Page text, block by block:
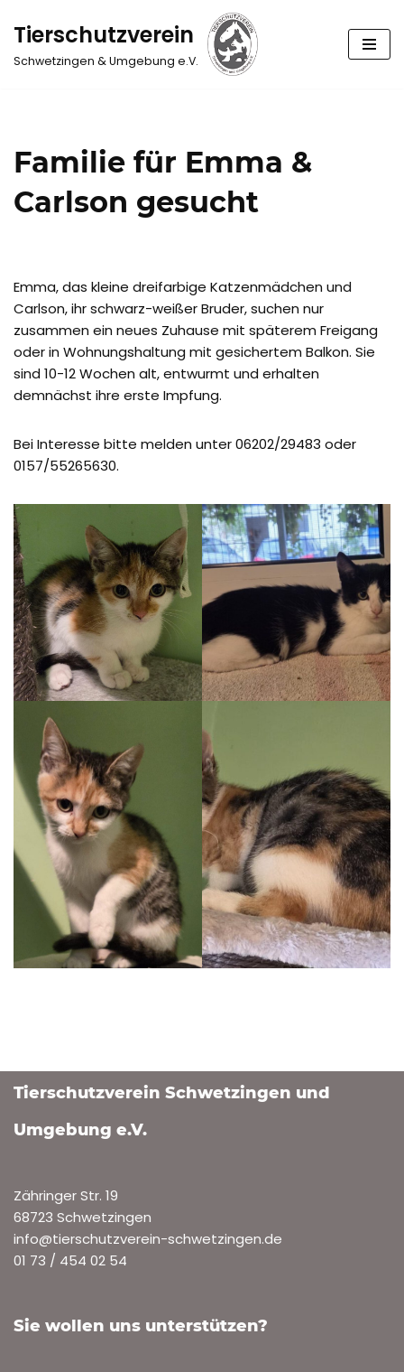
Zum
Inhalt
Tierschutzverein
Schwetzingen & Umgebung e.V.
Familie für Emma &
Carlson gesucht
Emma, das kleine dreifarbige Katzenmädchen und
Carlson, ihr schwarz-weißer Bruder, suchen nur
zusammen ein neues Zuhause mit späterem Freigang
oder in Wohnungshaltung mit gesichertem Balkon. Sie
sind 10-12 Wochen alt, entwurmt und erhalten
demnächst ihre erste Impfung.
Bei Interesse bitte melden unter 06202/29483 oder
0157/55265630.
Tierschutzverein Schwetzingen und
Umgebung e.V.
Zähringer Str. 19
68723 Schwetzingen
info@tierschutzverein-schwetzingen.de
01 73 / 454 02 54
Sie wollen uns unterstützen?